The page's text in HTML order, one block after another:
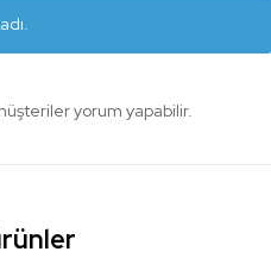
yorum yapabilir.